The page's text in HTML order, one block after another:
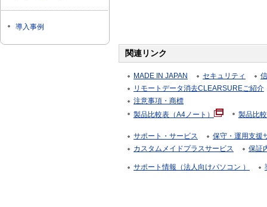
導入事例
関連リンク
MADE IN JAPAN セキュリティ
リモートデータ消去CLEARSUREご紹介
注意事項・商標
製品比較表（A4ノート）
製品比
サポート・サービス
保守・運用支援
カスタムメイドプラスサービス
保証
サポート情報（法人向けパソコン ）